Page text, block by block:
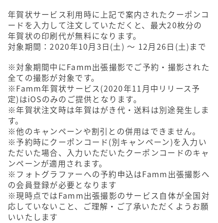
年賀状サービス利用時に上記で案内されたクーポンコ
ードを入力して注文していただくと、最大20枚分の
年賀状の印刷代が無料になります。
対象期間：2020年10月3日(土) 〜 12月26日(土)まで
※対象期間中にFamm出張撮影でご予約・撮影された
全ての撮影が対象です。
※Famm年賀状サービス(2020年11月中リリース予
定)はiOSのみのご提供となります。
※年賀状注文時は年賀はがき代・送料は別途発生しま
す。
※他のキャンペーンや割引との併用はできません。
※予約時にクーポンコード(別キャンペーン)を入力い
ただいた場合、入力いただいたクーポンコードのキャ
ンペーンが適用されます。
※フォトグラファーへの予約申込はFamm出張撮影へ
の会員登録が必要となります
※現時点ではFamm出張撮影のサービス自体が全国対
応していないこと、ご理解・ご了承いただくようお願
いいたします